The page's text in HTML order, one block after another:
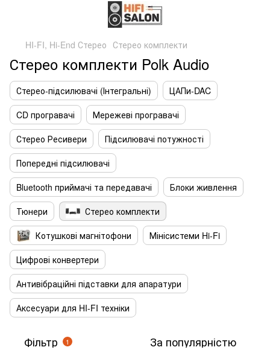
HI-FI, Hi-End Стерео Стерео комплекти
Стерео комплекти Polk Audio
Стерео-підсилювачі (Інтегральні)
ЦАПи-DAC
CD програвачі
Мережеві програвачі
Стерео Ресивери
Підсилювачі потужності
Попередні підсилювачі
Bluetooth приймачі та передавачі
Блоки живлення
Тюнери
Стерео комплекти
Котушкові магнітофони
Мінісистеми Hi-Fi
Цифрові конвертери
Антивібраційні підставки для апаратури
Аксесуари для HI-FI техніки
Фільтр 1 За популярністю